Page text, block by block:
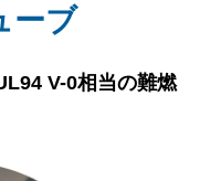
ーブ
V-0相当の難燃